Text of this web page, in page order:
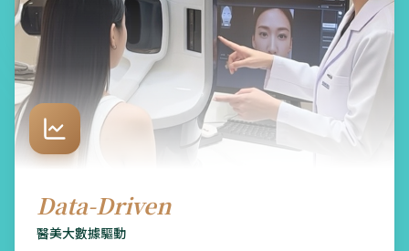
Data-Driven
醫美大數據驅動